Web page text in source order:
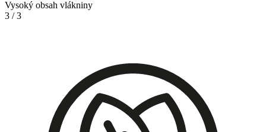
Vysoký obsah vlákniny
3 /3